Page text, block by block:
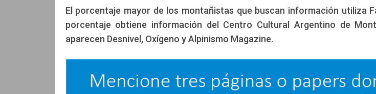
El porcentaje mayor de los montañistas que buscan información utiliza
porcentaje obtiene información del Centro Cultural Argentino de
aparecen Desnivel, Oxígeno y Alpinismo Magazine.